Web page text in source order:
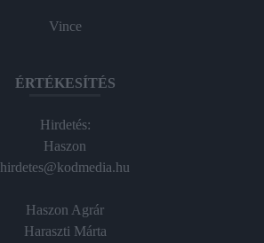
Vince
ÉRTÉKESÍTÉS
Hirdetés:
Haszon
hirdetes@kodmedia.hu
Haszon Agrár
Haraszti Márta